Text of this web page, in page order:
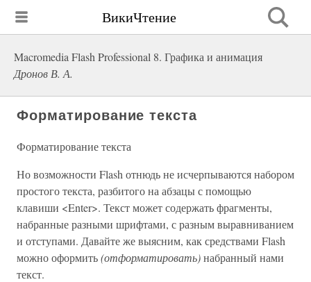
ВикиЧтение
Macromedia Flash Professional 8. Графика и анимация
Дронов В. А.
Форматирование текста
Форматирование текста
Но возможности Flash отнюдь не исчерпываются набором
простого текста, разбитого на абзацы с помощью
клавиши <Enter>. Текст может содержать фрагменты,
набранные разными шрифтами, с разным выравниванием
и отступами. Давайте же выясним, как средствами Flash
можно оформить(отформатировать)набранный нами
текст.